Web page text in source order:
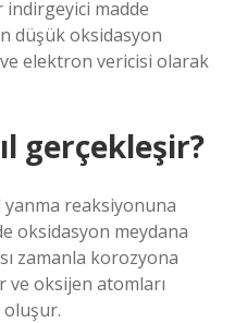
madde
düşük oksidasyon
elektron vericisi olarak
gerçekleşir?
reaksiyonuna
oksidasyon meydana
zamanla korozyona
ve oksijen atomları